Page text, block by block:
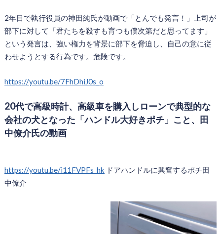
2年目で執行役員の神田純氏が動画で「とんでも発言！」上司が
部下に対して「君たちを殺すも育つも僕次第だと思ってます」
という発言は、強い権力を背景に部下を脅迫し、自己の意に従
わせようとする行為です。危険です。
https://youtu.be/7FhDhiJ0s_o
20代で高級時計、高級車を購入しローンで典型的な
会社の犬となった「ハンドル大好きポチ」こと、田
中僚介氏の動画
https://youtu.be/i11FVPFs_hk ドアハンドルに興奮するポチ田
中僚介